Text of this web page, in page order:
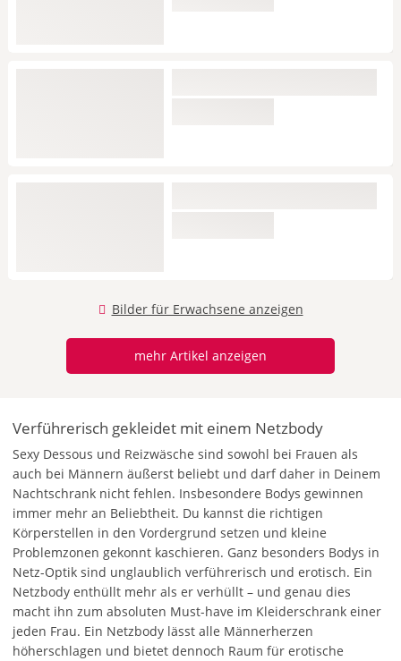
Bilder für Erwachsene anzeigen
mehr Artikel anzeigen
Verführerisch gekleidet mit einem Netzbody
Sexy Dessous und Reizwäsche sind sowohl bei Frauen als
auch bei Männern äußerst beliebt und darf daher in Deinem
Nachtschrank nicht fehlen. Insbesondere Bodys gewinnen
immer mehr an Beliebtheit. Du kannst die richtigen
Körperstellen in den Vordergrund setzen und kleine
Problemzonen gekonnt kaschieren. Ganz besonders Bodys in
Netz-Optik sind unglaublich verführerisch und erotisch. Ein
Netzbody enthüllt mehr als er verhüllt – und genau dies
macht ihn zum absoluten Must-have im Kleiderschrank einer
jeden Frau. Ein Netzbody lässt alle Männerherzen
höherschlagen und bietet dennoch Raum für erotische